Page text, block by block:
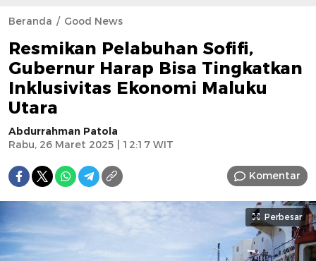
Beranda Good News
Resmikan Pelabuhan Sofifi,
Gubernur Harap Bisa Tingkatkan
Inklusivitas Ekonomi Maluku
Utara
Abdurrahman Patola
Rabu, 26 Maret 2025 | 12:17 WIT
Komentar
Perbesar